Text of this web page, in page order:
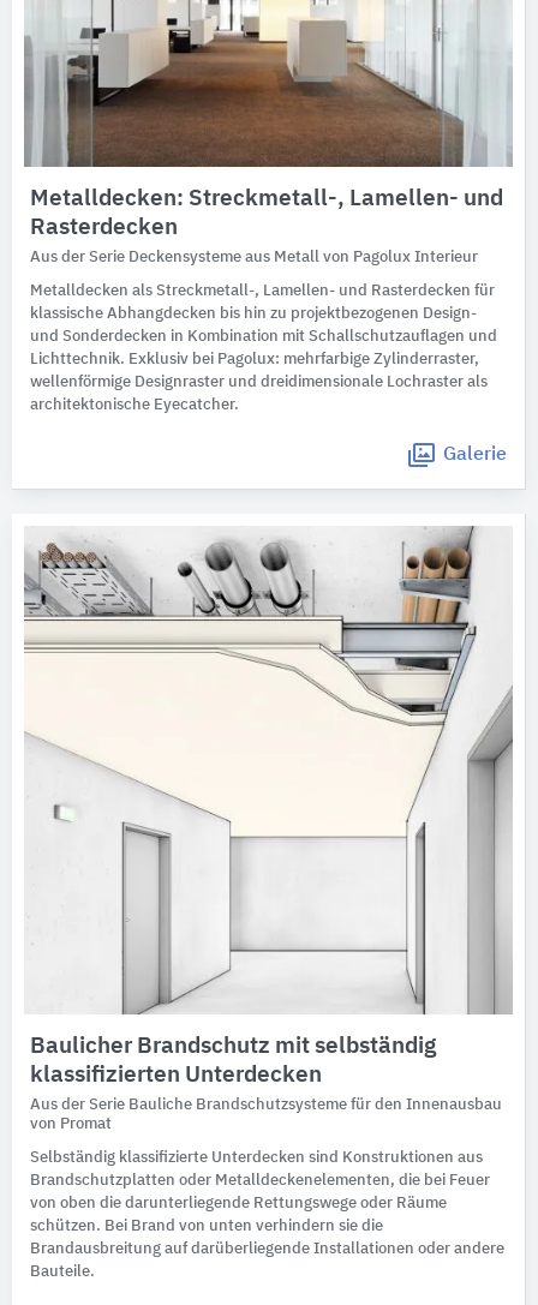
Metalldecken: Streckmetall-, Lamellen- und
Rasterdecken
Aus der Serie Deckensysteme aus Metall von Pagolux Interieur
Metalldecken als Streckmetall-, Lamellen- und Rasterdecken für
klassische Abhangdecken bis hin zu projektbezogenen Design-
und Sonderdecken in Kombination mit Schallschutzauflagen und
Lichttechnik. Exklusiv bei Pagolux: mehrfarbige Zylinderraster,
wellenförmige Designraster und dreidimensionale Lochraster als
architektonische Eyecatcher.
Galerie
Baulicher Brandschutz mit selbständig
klassifizierten Unterdecken
Aus der Serie Bauliche Brandschutzsysteme für den Innenausbau
von Promat
Selbständig klassifizierte Unterdecken sind Konstruktionen aus
Brandschutzplatten oder Metalldeckenelementen, die bei Feuer
von oben die darunterliegende Rettungswege oder Räume
schützen. Bei Brand von unten verhindern sie die
Brandausbreitung auf darüberliegende Installationen oder andere
Bauteile.